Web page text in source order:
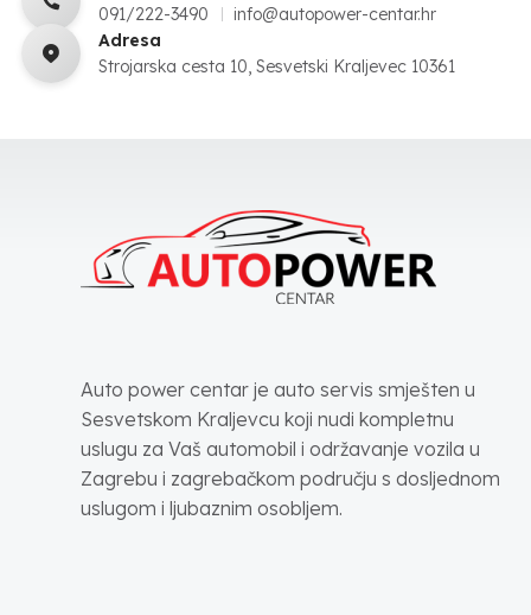
091/222-3490
info@autopower-centar.hr
Adresa
Strojarska cesta 10, Sesvetski Kraljevec 10361
Auto power centar je auto servis smješten u
Sesvetskom Kraljevcu koji nudi kompletnu
uslugu za Vaš automobil i održavanje vozila u
Zagrebu i zagrebačkom području s dosljednom
uslugom i ljubaznim osobljem.